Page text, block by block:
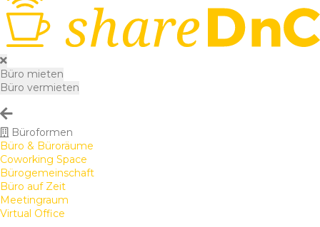
Büro mieten
Büro vermieten
Büroformen
Büro & Büroräume
Coworking Space
Bürogemeinschaft
Büro auf Zeit
Meetingraum
Virtual Office